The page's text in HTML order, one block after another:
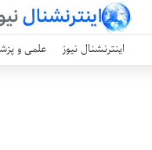
اینترنشنال نیوز علمی و